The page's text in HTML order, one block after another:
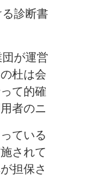
診断書
が運営
杜は会
て的確
者のニ
ている
されて
担保さ